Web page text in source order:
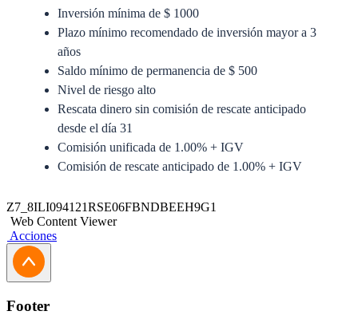
Inversión mínima de $ 1000
Plazo mínimo recomendado de inversión mayor a 3
años
Saldo mínimo de permanencia de $ 500
Nivel de riesgo alto
Rescata dinero sin comisión de rescate anticipado
desde el día 31
Comisión unificada de 1.00% + IGV
Comisión de rescate anticipado de 1.00% + IGV
Prospecto Simplificado
Solicitud de Traspaso
Z7_8ILI094121RSE06FBNDBEEH9G1
Web Content Viewer
Acciones
Footer